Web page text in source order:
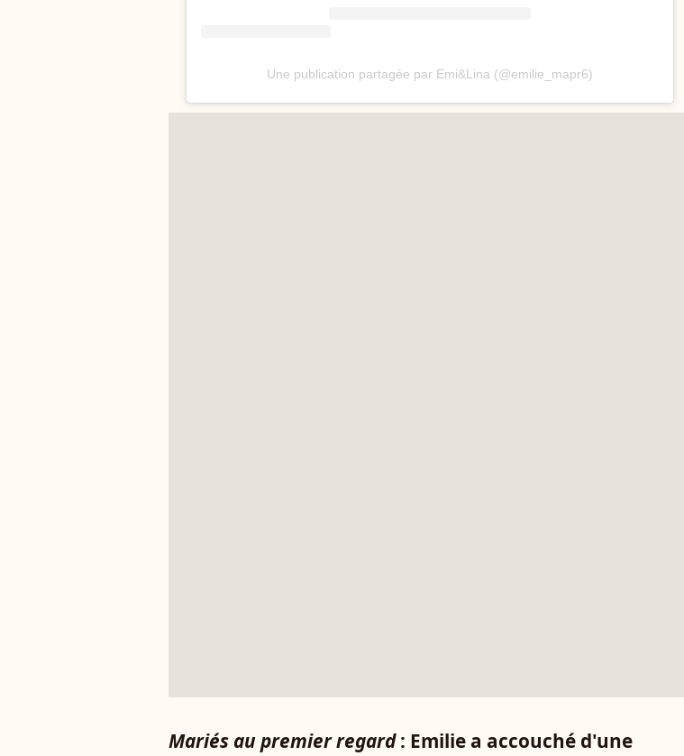
Une publication partagée par Emi&Lina (@emilie_mapr6)
Mariés au premier regard: Emilie a accouché d'une